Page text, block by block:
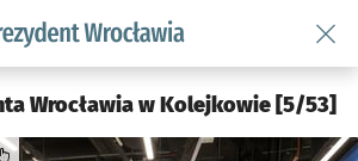
wroclaw.pl podserwis: Prezydent
Wrocławia w Kolejkowie [5/53]